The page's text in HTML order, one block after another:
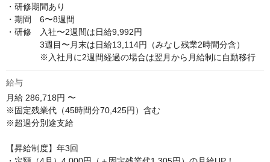
・研修期間あり
・期間　6〜8週間
・研修　入社〜2週間は日給9,992円
3週目〜月末は日給13,114円（みなし残業2時間分含）
※入社月に2週間経過の場合は翌月から月給制に自動移行
給与
月給 286,718円 〜
※固定残業代（45時間分70,425円）含む
※超過分別途支給
【昇給制度】年3回